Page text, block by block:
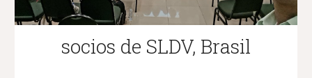
socios de SLDV, Brasil